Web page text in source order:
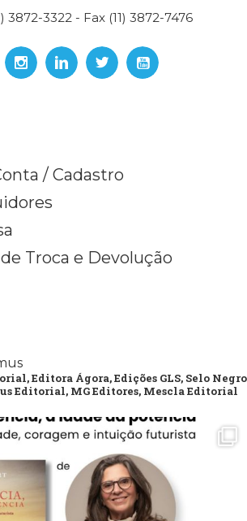
3872-3322 - Fax (11) 3872-7476
/ Cadastro
Troca e Devolução
Editora Ágora, Edições GLS, Selo Negro
Editorial, MG Editores, Mescla Editorial